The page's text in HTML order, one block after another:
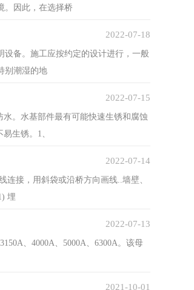
。因此，在选择桥
2022-07-18
设备。施工应按约定的设计进行，一般
别潮湿的地
2022-07-15
。水基部件最有可能快速生锈和腐蚀
生锈。1、
2022-07-14
接，用斜袋或沿桥方向画线..墙壁、
埋
2022-07-13
、4000A、5000A、6300A。该母
2021-10-01